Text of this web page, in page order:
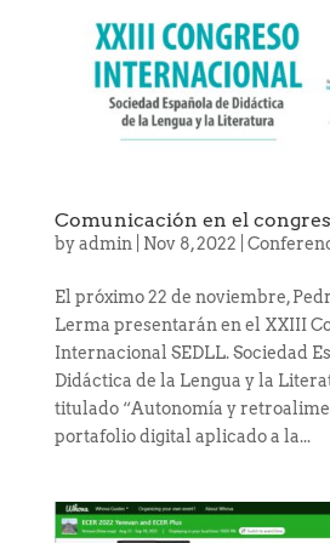
Comunicación en el
byadmin Nov 8, 2022
El próximo 22 de noviembre,
Lerma presentarán en el XXIII
Internacional SEDLL. Sociedad
Didáctica de la Lengua y la
titulado “Autonomía y
portafolio digital aplicado a la...